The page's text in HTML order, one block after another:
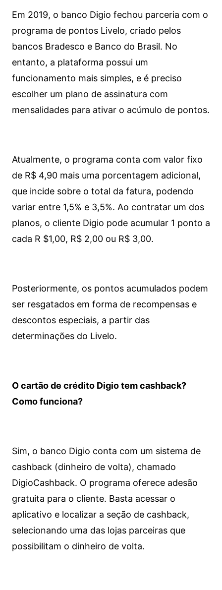
Em 2019, o banco Digio fechou parceria com o
programa de pontos Livelo, criado pelos
bancos Bradesco e Banco do Brasil. No
entanto, a plataforma possui um
funcionamento mais simples, e é preciso
escolher um plano de assinatura com
mensalidades para ativar o acúmulo de pontos.
Atualmente, o programa conta com valor fixo
de R$ 4,90 mais uma porcentagem adicional,
que incide sobre o total da fatura, podendo
variar entre 1,5% e 3,5%. Ao contratar um dos
planos, o cliente Digio pode acumular 1 ponto a
cada R $1,00, R$ 2,00 ou R$ 3,00.
Posteriormente, os pontos acumulados podem
ser resgatados em forma de recompensas e
descontos especiais, a partir das
determinações do Livelo.
O cartão de crédito Digio tem cashback?
Como funciona?
Sim, o banco Digio conta com um sistema de
cashback (dinheiro de volta), chamado
DigioCashback. O programa oferece adesão
gratuita para o cliente. Basta acessar o
aplicativo e localizar a seção de cashback,
selecionando uma das lojas parceiras que
possibilitam o dinheiro de volta.